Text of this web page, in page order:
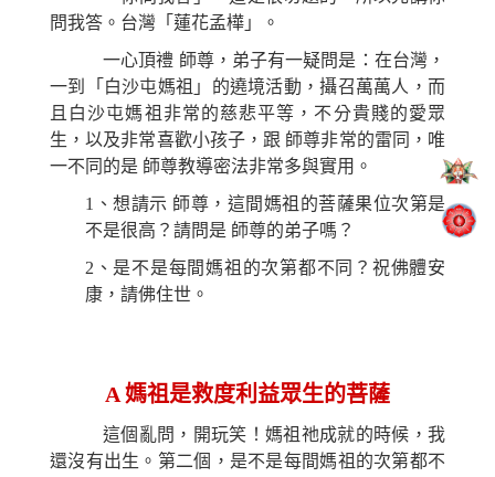
問我答。台灣「蓮花孟樺」。
一心頂禮 師尊，弟子有一疑問是：在台灣，
一到「白沙屯媽祖」的遶境活動，攝召萬萬人，而
且白沙屯媽祖非常的慈悲平等，不分貴賤的愛眾
生，以及非常喜歡小孩子，跟 師尊非常的雷同，唯
一不同的是 師尊教導密法非常多與實用。
1、想請示 師尊，這間媽祖的菩薩果位次第是
不是很高？請問是 師尊的弟子嗎？
2、是不是每間媽祖的次第都不同？祝佛體安
康，請佛住世 。
A媽祖是救度利益眾生的菩薩
這個亂問，開玩笑！媽祖祂成就的時候，我
還沒有出生。第二個，是不是每間媽祖的次第都不